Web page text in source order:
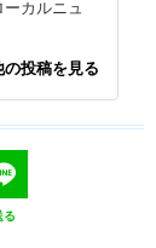
カルニュ
投稿を見る
る